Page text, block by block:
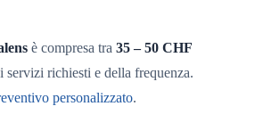
è compresa tra 35 – 50 CHF
servizi richiesti e della frequenza.
personalizzato.